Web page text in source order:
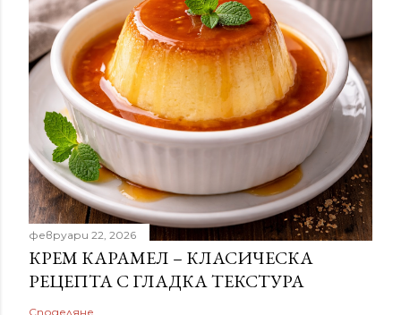
февруари 22, 2026
КРЕМ КАРАМЕЛ – КЛАСИЧЕСКА
РЕЦЕПТА С ГЛАДКА ТЕКСТУРА
Споделяне